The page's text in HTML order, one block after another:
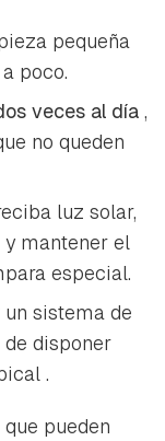
pequeña
poco.
veces al día ,
no queden
luz solar,
mantener el
especial.
sistema de
disponer
.
pueden